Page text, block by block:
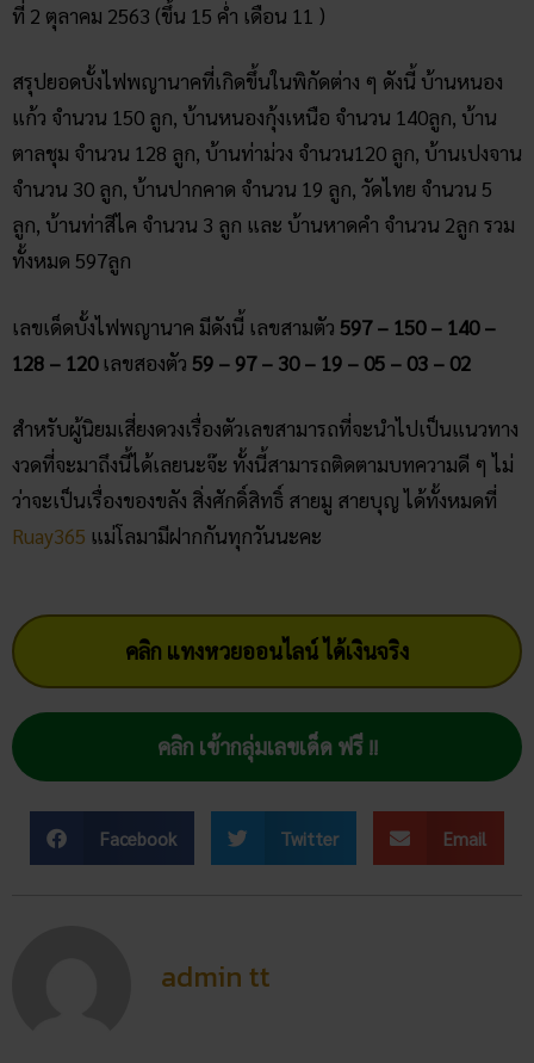
ที่ 2 ตุลาคม 2563 (ขึ้น 15 ค่ำ เดือน 11 )
สรุปยอดบั้งไฟพญานาคที่เกิดขึ้นในพิกัดต่าง ๆ ดังนี้ บ้านหนอง
แก้ว จำนวน 150 ลูก, บ้านหนองกุ้งเหนือ จำนวน 140ลูก, บ้าน
ตาลชุม จำนวน 128 ลูก, บ้านท่าม่วง จำนวน120 ลูก, บ้านเปงจาน
จำนวน 30 ลูก, บ้านปากคาด จำนวน 19 ลูก, วัดไทย จำนวน 5
ลูก, บ้านท่าสีไค จำนวน 3 ลูก และ บ้านหาดคำ จำนวน 2ลูก รวม
ทั้งหมด 597ลูก
เลขเด็ดบั้งไฟพญานาค มีดังนี้ เลขสามตัว 597 – 150 – 140 –
128 – 120เลขสองตัว 59 – 97 – 30 – 19 – 05 – 03 – 02
สำหรับผู้นิยมเสี่ยงดวงเรื่องตัวเลขสามารถที่จะนำไปเป็นแนวทาง
งวดที่จะมาถึงนี้ได้เลยนะจ๊ะ ทั้งนี้สามารถติดตามบทความดี ๆ ไม่
ว่าจะเป็นเรื่องของขลัง สิ่งศักดิ์สิทธิ์ สายมู สายบุญ ได้ทั้งหมดที่
Ruay365 แม่โลมามีฝากกันทุกวันนะคะ
คลิก แทงหวยออนไลน์ ได้เงินจริง
คลิก เข้ากลุ่มเลขเด็ด ฟรี !!
Facebook Twitter Email
admin tt